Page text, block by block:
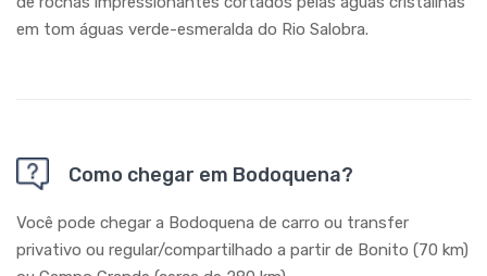
em tom águas verde-esmeralda do Rio Salobra.
Como chegar em Bodoquena?
Você pode chegar a Bodoquena de carro ou transfer
privativo ou regular/compartilhado a partir de Bonito (70 km)